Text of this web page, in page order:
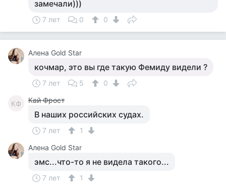
замечали)))
7 лет 0 0
Алена Gold Star
кочмар, это вы где такую Фемиду видели ?
7 лет 5 0
КФ Кай Фрост
В наших российских судах.
7 лет
1
Алена Gold Star
эмс...что-то я не видела такого...
7 лет 1